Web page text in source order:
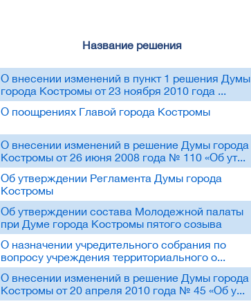
Название решения
О внесении изменений в пункт 1 решения Думы
города Костромы от 23 ноября 2010 года ...
О поощрениях Главой города Костромы
О внесении изменений в решение Думы города
Костромы от 26 июня 2008 года № 110 «Об ут...
Об утверждении Регламента Думы города
Костромы
Об утверждении состава Молодежной палаты
при Думе города Костромы пятого созыва
О назначении учредительного собрания по
вопросу учреждения территориального о...
О внесении изменений в решение Думы города
Костромы от 20 апреля 2010 года № 45 «Об у...